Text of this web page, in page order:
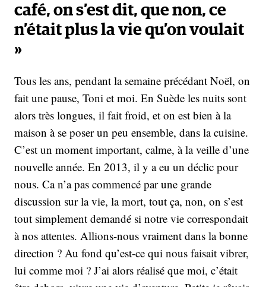
café, on s’est dit, que non, ce
n’était plus la vie qu’on voulait
»
Tous les ans, pendant la semaine précédant Noël, on
fait une pause, Toni et moi. En Suède les nuits sont
alors très longues, il fait froid, et on est bien à la
maison à se poser un peu ensemble, dans la cuisine.
C’est un moment important, calme, à la veille d’une
nouvelle année. En 2013, il y a eu un déclic pour
nous. Ca n’a pas commencé par une grande
discussion sur la vie, la mort, tout ça, non, on s’est
tout simplement demandé si notre vie correspondait
à nos attentes. Allions-nous vraiment dans la bonne
direction ? Au fond qu’est-ce qui nous faisait vibrer,
lui comme moi ? J’ai alors réalisé que moi, c’était